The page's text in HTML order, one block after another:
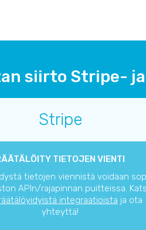
siirto Stripe-
Stripe
TIETOJEN VIENTI
tietojen viennistä voidaan
APIn/rajapinnan puitteissa.
integraatioista ja ota
yhteyttä!